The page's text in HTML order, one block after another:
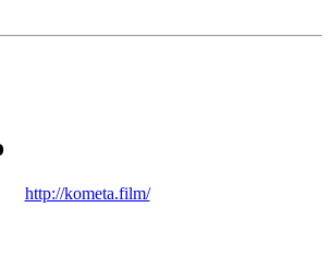
http://kometa.film/